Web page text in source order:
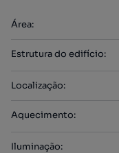
Área:
Estrutura do edifício:
Localização:
Aquecimento:
Iluminação: